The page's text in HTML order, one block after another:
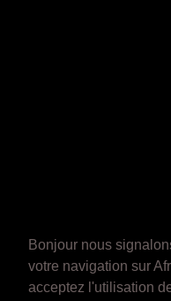
Bonjour nous
votre navigation sur
acceptez l'utilisation